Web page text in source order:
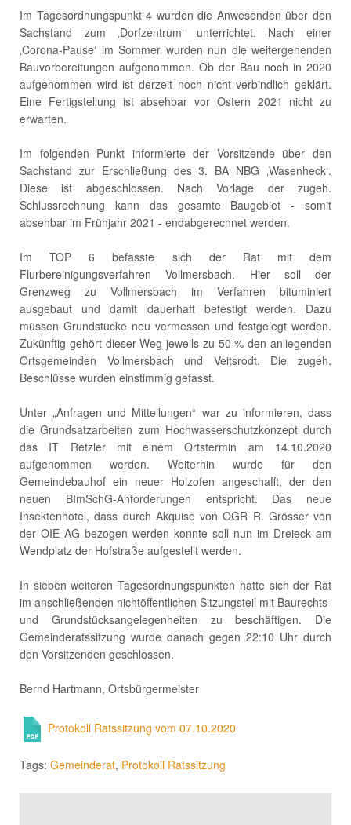
Im Tagesordnungspunkt 4 wurden die Anwesenden über den
Sachstand zum ‚Dorfzentrum‘ unterrichtet. Nach einer
‚Corona-Pause‘ im Sommer wurden nun die weitergehenden
Bauvorbereitungen aufgenommen. Ob der Bau noch in 2020
aufgenommen wird ist derzeit noch nicht verbindlich geklärt.
Eine Fertigstellung ist absehbar vor Ostern 2021 nicht zu
erwarten.
Im folgenden Punkt informierte der Vorsitzende über den
Sachstand zur Erschließung des 3. BA NBG ‚Wasenheck‘.
Diese ist abgeschlossen. Nach Vorlage der zugeh.
Schlussrechnung kann das gesamte Baugebiet - somit
absehbar im Frühjahr 2021 - endabgerechnet werden.
Im TOP 6 befasste sich der Rat mit dem
Flurbereinigungsverfahren Vollmersbach. Hier soll der
Grenzweg zu Vollmersbach im Verfahren bituminiert
ausgebaut und damit dauerhaft befestigt werden. Dazu
müssen Grundstücke neu vermessen und festgelegt werden.
Zukünftig gehört dieser Weg jeweils zu 50 % den anliegenden
Ortsgemeinden Vollmersbach und Veitsrodt. Die zugeh.
Beschlüsse wurden einstimmig gefasst.
Unter „Anfragen und Mitteilungen“ war zu informieren, dass
die Grundsatzarbeiten zum Hochwasserschutzkonzept durch
das IT Retzler mit einem Ortstermin am 14.10.2020
aufgenommen werden. Weiterhin wurde für den
Gemeindebauhof ein neuer Holzofen angeschafft, der den
neuen BImSchG-Anforderungen entspricht. Das neue
Insektenhotel, dass durch Akquise von OGR R. Grösser von
der OIE AG bezogen werden konnte soll nun im Dreieck am
Wendplatz der Hofstraße aufgestellt werden.
In sieben weiteren Tagesordnungspunkten hatte sich der Rat
im anschließenden nichtöffentlichen Sitzungsteil mit Baurechts-
und Grundstücksangelegenheiten zu beschäftigen. Die
Gemeinderatssitzung wurde danach gegen 22:10 Uhr durch
den Vorsitzenden geschlossen.
Bernd Hartmann, Ortsbürgermeister
Protokoll Ratssitzung vom 07.10.2020
Tags: Gemeinderat, Protokoll Ratssitzung